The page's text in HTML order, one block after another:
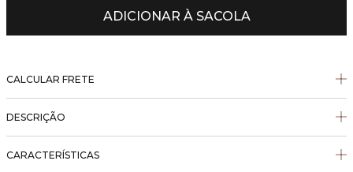
ADICIONAR À SACOLA
CALCULAR FRETE
DESCRIÇÃO
CARACTERÍSTICAS